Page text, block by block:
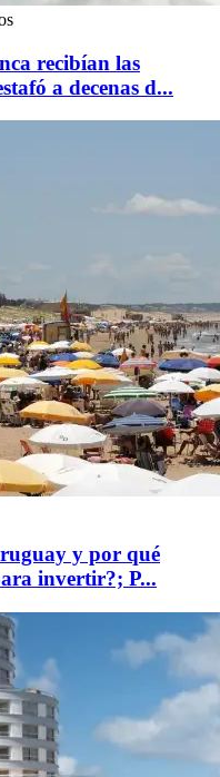
recibían las
a decenas d...
y por qué
invertir?; P...